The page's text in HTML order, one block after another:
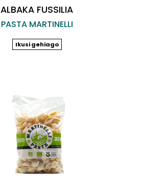
ALBAKA FUSSILIA
PASTA MARTINELLI
Ikusi gehiago